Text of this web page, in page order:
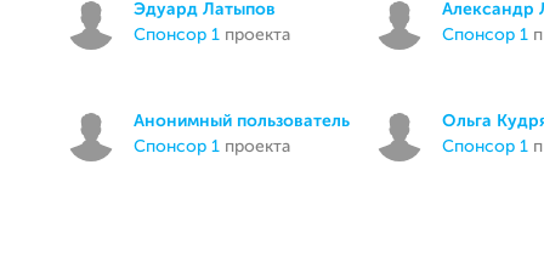
Эдуард Латыпов
спонсор 1 проекта
Александр
спонсор 1
Анонимный пользователь
спонсор 1 проекта
Ольга
спонсор 1